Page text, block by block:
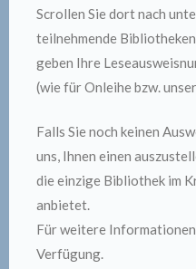
Scrollen Sie dort nach
teilnehmende
geben Ihre
(wie für Onleihe bzw.
Falls Sie noch keinen
uns, Ihnen einen
die einzige Bibliothek im
anbietet.
Für weitere
Verfügung.